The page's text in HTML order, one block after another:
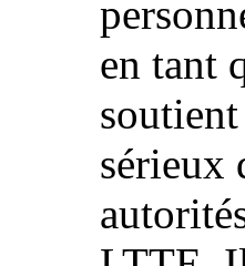
en tant
sérieux